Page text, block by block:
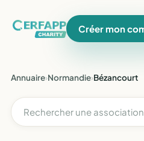
Créer mon
Annuaire›Normandie›Bézancourt